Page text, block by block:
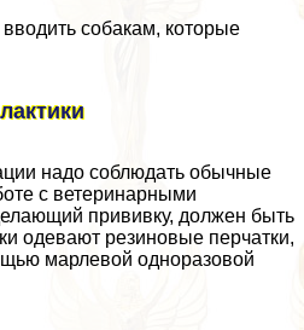
вводить собакам, которые
надо соблюдать обычные
с ветеринарными
прививку, должен быть
одевают резиновые перчатки,
марлевой одноразовой